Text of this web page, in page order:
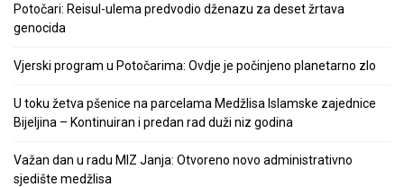
Potočari: Reisul-ulema predvodio dženazu za deset žrtava
genocida
Vjerski program u Potočarima: Ovdje je počinjeno planetarno zlo
U toku žetva pšenice na parcelama Medžlisa Islamske zajednice
Bijeljina – Kontinuiran i predan rad duži niz godina
Važan dan u radu MIZ Janja: Otvoreno novo administrativno
sjedište medžlisa